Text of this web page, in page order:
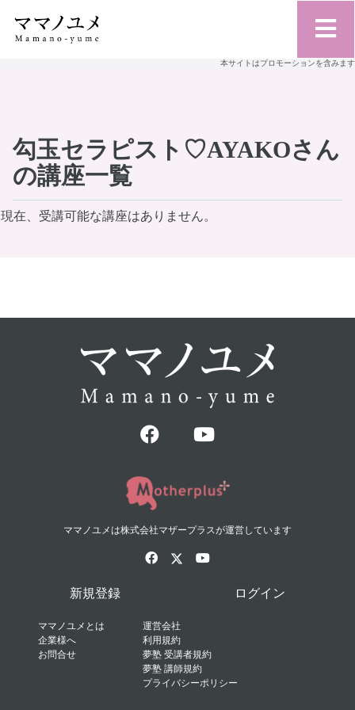
本サイトはプロモーションを含みます
勾玉セラピスト♡AYAKOさん
の講座一覧
現在、受講可能な講座はありません。
ママノユメは株式会社マザープラスが運営しています
新規登録 ログイン
ママノユメとは
企業様へ
お問合せ
運営会社
利用規約
夢塾 受講者規約
夢塾 講師規約
プライバシーポリシー